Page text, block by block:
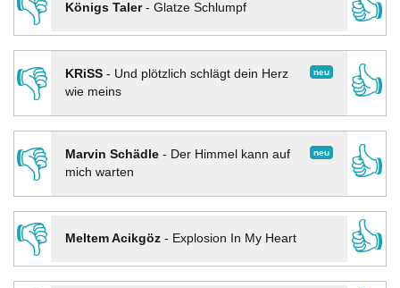
👎
Königs Taler- Glatze Schlumpf
👍
👎
neu
KRiSS- Und plötzlich schlägt dein Herz
wie meins
👍
👎 neu
Marvin Schädle- Der Himmel kann auf
mich warten
👍
👎
Meltem Acikgöz- Explosion In My Heart
👍